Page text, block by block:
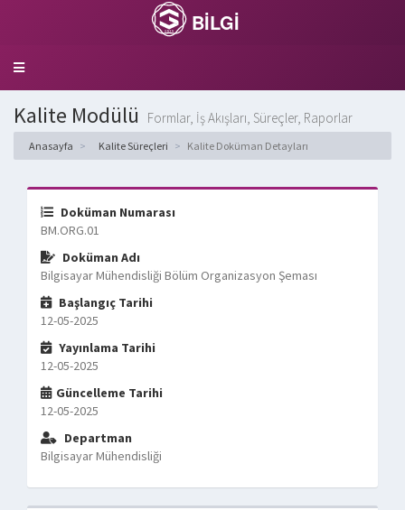
BİLGİ
Toggle
Kalite Modülü Formlar, İş Akışları, Süreçler, Raporlar
Anasayfa Kalite Süreçleri Kalite Doküman Detayları
Doküman Numarası
BM.ORG.01
Doküman Adı
Bilgisayar Mühendisliği Bölüm Organizasyon Şeması
Başlangıç Tarihi
12-05-2025
Yayınlama Tarihi
12-05-2025
Güncelleme Tarihi
12-05-2025
Departman
Bilgisayar Mühendisliği